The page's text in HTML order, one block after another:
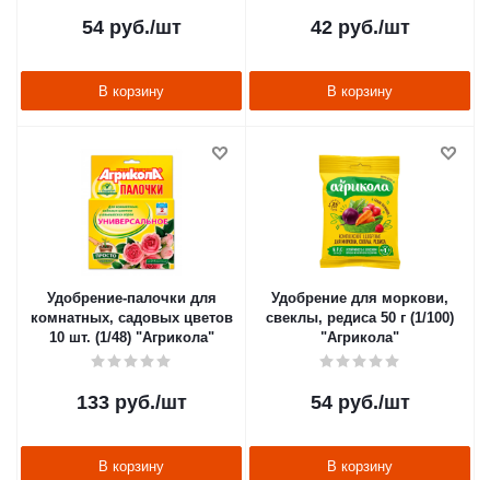
54руб./шт
В корзину
42руб./шт
В корзину
Удобрение-палочки для
комнатных, садовых цветов
10 шт. (1/48) "Агрикола"
133руб./шт
В корзину
Удобрение для моркови,
свеклы, редиса 50 г (1/100)
"Агрикола"
54руб./шт
В корзину